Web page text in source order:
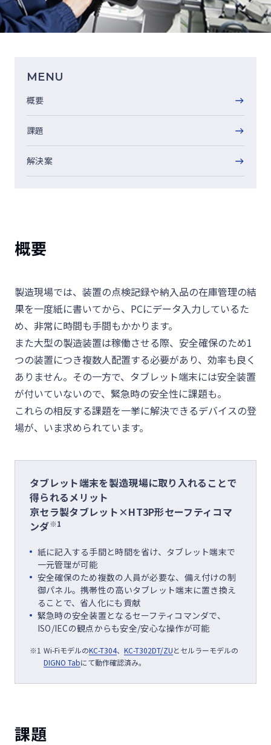
MENU
概要
課題
解決案
概要
製造現場では、装置の点検記録や納入品の在庫管理の結
果を一度紙に書いてから、PCにデータ入力しているた
め、非常に時間も手間もかかります。
また大型の製造装置は稼働させる際、安全確保のため1
つの装置につき複数人配置する必要があり、効率も良く
ありません。その一方で、タブレット端末には安全装置
が付いていないので、緊急時の安全性に課題も。
これらの相反する課題を一挙に解決できるデバイスの登
場が、いま求められています。
タブレット端末を製造現場に取り入れることで
得られるメリット
京セラ製タブレット×HT3P形セーフティコマ
ンダ※1
紙に記入する手間と時間を省け、タブレット端末で
一元管理が可能
安全確保のため複数の人員が必要な、備え付けの制
御パネル。携帯性の高いタブレット端末に置き換え
ることで、省人化にも貢献
緊急時の安全装置となるセーフティコマンダで、
ISO/IECの観点からも安全/安心な操作が可能
Wi-FiモデルのKC-T304、 KC-T302DT/ZUとセルラーモデルの
DIGNO Tabにて動作確認済み。
課題